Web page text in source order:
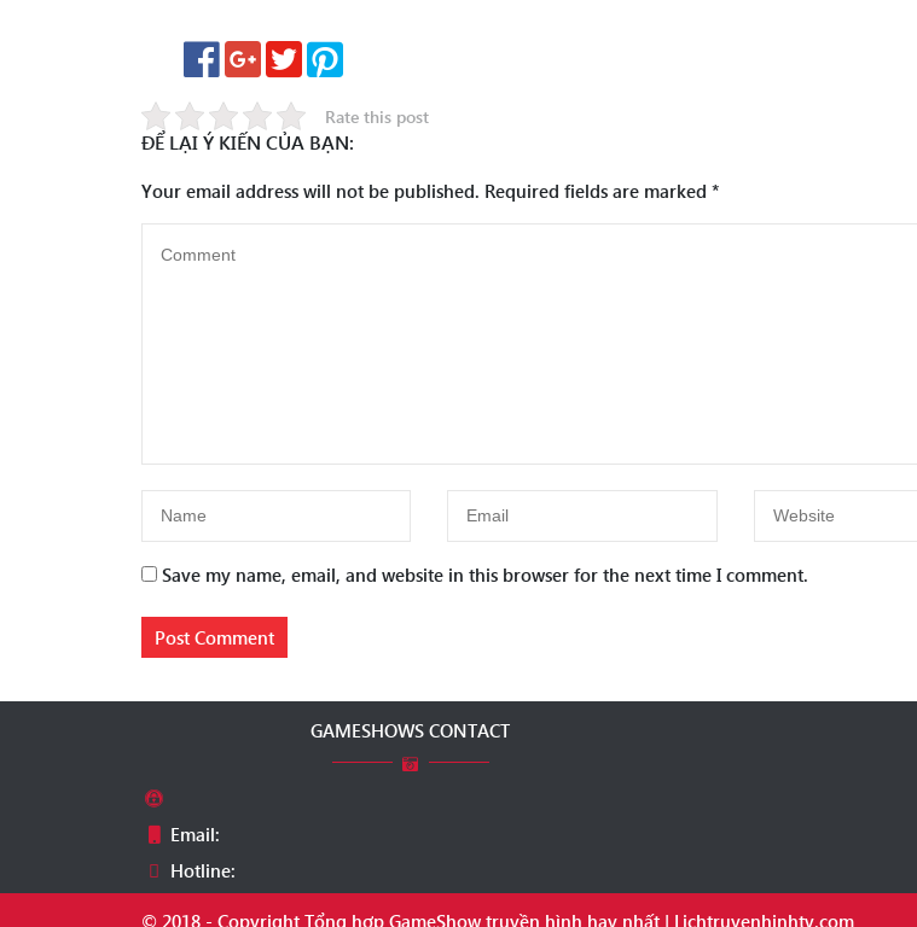
Rate this post
ĐỂ LẠI Ý KIẾN CỦA BẠN:
Your email address will not be published. Required fields are marked *
Save my name, email, and website in this browser for the next time I comment.
GAMESHOWS CONTACT
Email:
Hotline:
© 2018 - Copyright Tổng hợp GameShow truyền hình hay nhất | Lichtruyenhinhtv.com